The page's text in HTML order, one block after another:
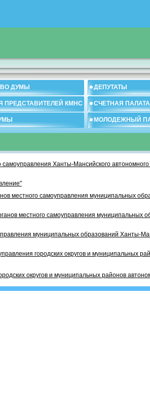
ДУМЫ ДЕПУТАТЫ
ПРЕДСТАВИТЕЛЕЙ КМНС СЧЕТНАЯ ПАЛАТА
МОЛОДЕЖНЫЙ
Ханты-Мансийского
местного самоуправления муниципальных
местного самоуправления муниципальных
муниципальных образований Ханты-
городских округов и муниципальных
округов и муниципальных районов